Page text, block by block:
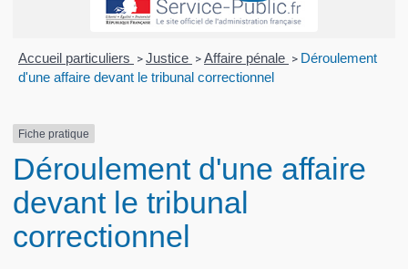
Accueil particuliers > Justice > Affaire pénale > Déroulement
d'une affaire devant le tribunal correctionnel
Fiche pratique
Déroulement d'une affaire
devant le tribunal
correctionnel